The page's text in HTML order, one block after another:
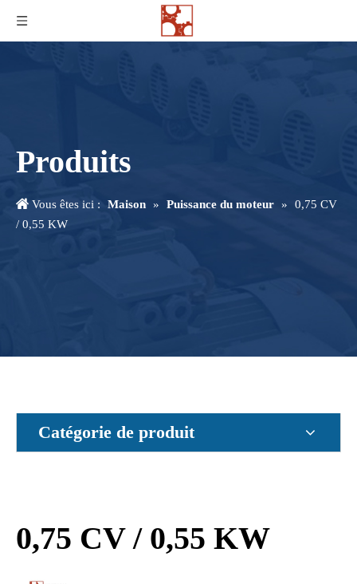
Produits
Vous êtes ici : Maison » Puissance du moteur »
0,75 CV
/ 0,55 KW
Catégorie de produit
0,75 CV / 0,55 KW